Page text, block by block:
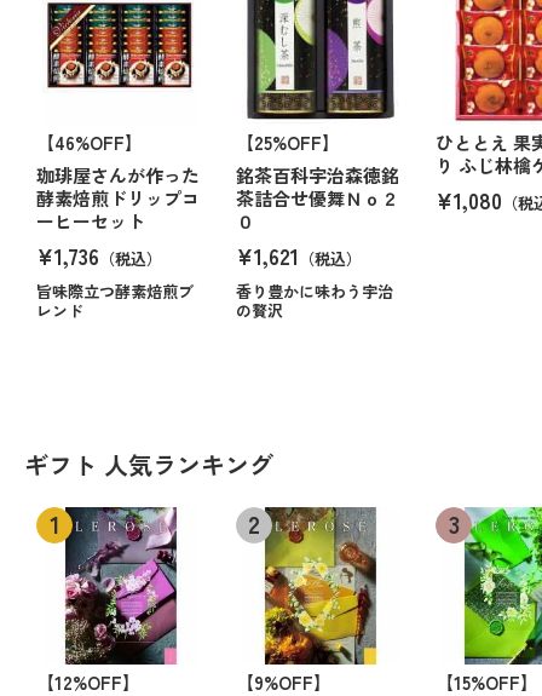
【46%OFF】
珈琲屋さんが作った
酵素焙煎ドリップコ
ーヒーセット
¥1,736 （税込）
旨味際立つ酵素焙煎ブ
レンド
【25%OFF】
銘茶百科宇治森徳銘
茶詰合せ優舞Ｎｏ２
０
¥1,621 （税込）
香り豊かに味わう宇治
の贅沢
ひととえ 果
り ふじ林檎
¥1,080 （
ギフト 人気ランキング
【12%OFF】
【9%OFF】
【15%OFF】